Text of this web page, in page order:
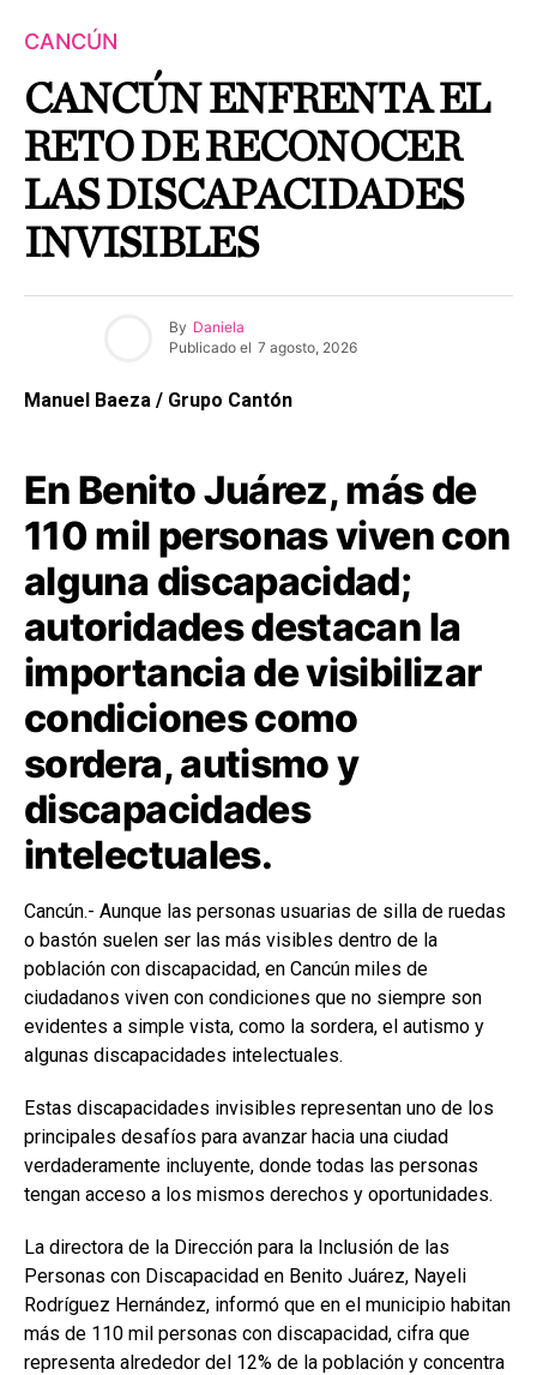
CANCÚN
CANCÚN ENFRENTA EL
RETO DE RECONOCER
LAS DISCAPACIDADES
INVISIBLES
By Daniela
Publicado el 7 agosto, 2026
Manuel Baeza / Grupo Cantón
En Benito Juárez, más de
110 mil personas viven con
alguna discapacidad;
autoridades destacan la
importancia de visibilizar
condiciones como
sordera, autismo y
discapacidades
intelectuales.
Cancún.- Aunque las personas usuarias de silla de ruedas
o bastón suelen ser las más visibles dentro de la
población con discapacidad, en Cancún miles de
ciudadanos viven con condiciones que no siempre son
evidentes a simple vista, como la sordera, el autismo y
algunas discapacidades intelectuales.
Estas discapacidades invisibles representan uno de los
principales desafíos para avanzar hacia una ciudad
verdaderamente incluyente, donde todas las personas
tengan acceso a los mismos derechos y oportunidades.
La directora de la Dirección para la Inclusión de las
Personas con Discapacidad en Benito Juárez, Nayeli
Rodríguez Hernández, informó que en el municipio habitan
más de 110 mil personas con discapacidad, cifra que
representa alrededor del 12% de la población y concentra